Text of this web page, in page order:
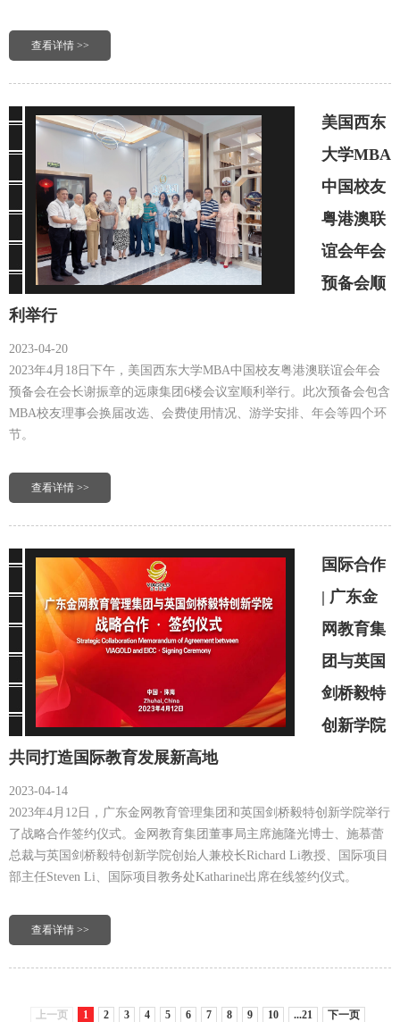
查看详情 >>
美国西东
大学MBA
中国校友
粤港澳联
谊会年会
预备会顺
利举行
2023-04-20
2023年4月18日下午，美国西东大学MBA中国校友粤港澳联谊会年会
预备会在会长谢振章的远康集团6楼会议室顺利举行。此次预备会包含
MBA校友理事会换届改选、会费使用情况、游学安排、年会等四个环
节。
查看详情 >>
国际合作
| 广东金
网教育集
团与英国
剑桥毅特
创新学院
共同打造国际教育发展新高地
2023-04-14
2023年4月12日，广东金网教育管理集团和英国剑桥毅特创新学院举行
了战略合作签约仪式。金网教育集团董事局主席施隆光博士、施慕蕾
总裁与英国剑桥毅特创新学院创始人兼校长Richard Li教授、国际项目
部主任Steven Li、国际项目教务处Katharine出席在线签约仪式。
查看详情 >>
上一页 1 2 3 4 5 6 7 8 9 10 ...21 下一页